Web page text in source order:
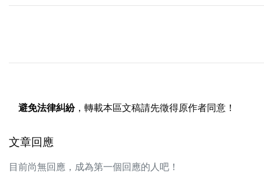
避免法律糾紛，轉載本區文稿請先徵得原作者同意！
文章回應
目前尚無回應，成為第一個回應的人吧！